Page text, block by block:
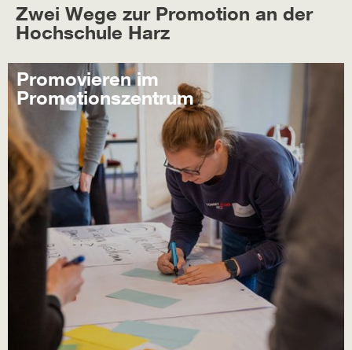
Zwei Wege zur Promotion an der
Hochschule Harz
Promovieren im
Promotionszentrum